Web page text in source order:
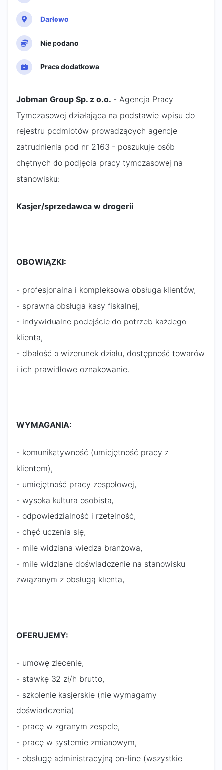
Darłowo
Nie podano
Praca dodatkowa
Jobman Group Sp. z o.o. - Agencja Pracy
Tymczasowej działająca na podstawie wpisu do
rejestru podmiotów prowadzących agencje
zatrudnienia pod nr 2163 - poszukuje osób
chętnych do podjęcia pracy tymczasowej na
stanowisku:
Kasjer/sprzedawca w drogerii
OBOWIĄZKI:
- profesjonalna i kompleksowa obsługa klientów,
- sprawna obsługa kasy fiskalnej,
- indywidualne podejście do potrzeb każdego
klienta,
- dbałość o wizerunek działu, dostępność towarów
i ich prawidłowe oznakowanie.
WYMAGANIA:
- komunikatywność (umiejętność pracy z
klientem),
- umiejętność pracy zespołowej,
- wysoka kultura osobista,
- odpowiedzialność i rzetelność,
- chęć uczenia się,
- mile widziana wiedza branżowa,
- mile widziane doświadczenie na stanowisku
związanym z obsługą klienta,
OFERUJEMY:
- umowę zlecenie,
- stawkę 32 zł/h brutto,
- szkolenie kasjerskie (nie wymagamy
doświadczenia)
- pracę w zgranym zespole,
- pracę w systemie zmianowym,
- obsługę administracyjną on-line (wszystkie